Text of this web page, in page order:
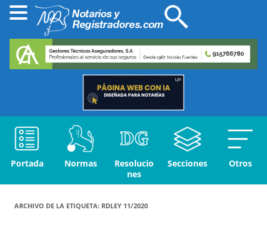
Portada Normas
Resolucio
nes
Secciones Otros
ARCHIVO DE LA ETIQUETA: RDLEY 11/2020